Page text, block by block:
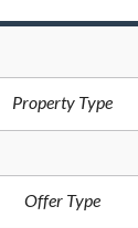
Property Type
Offer Type